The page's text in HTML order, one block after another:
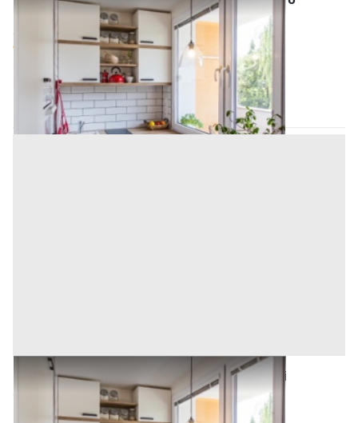
elevazioni fuori terra
Belmonte Mezzagno (Palermo)
Offerta minima
9.254,88 € 12.339,84 €
Codice asta:6561b4cf
Asta chiusa
Asta Abitazione indipendente su due livelli
10.908 € 14.545 €